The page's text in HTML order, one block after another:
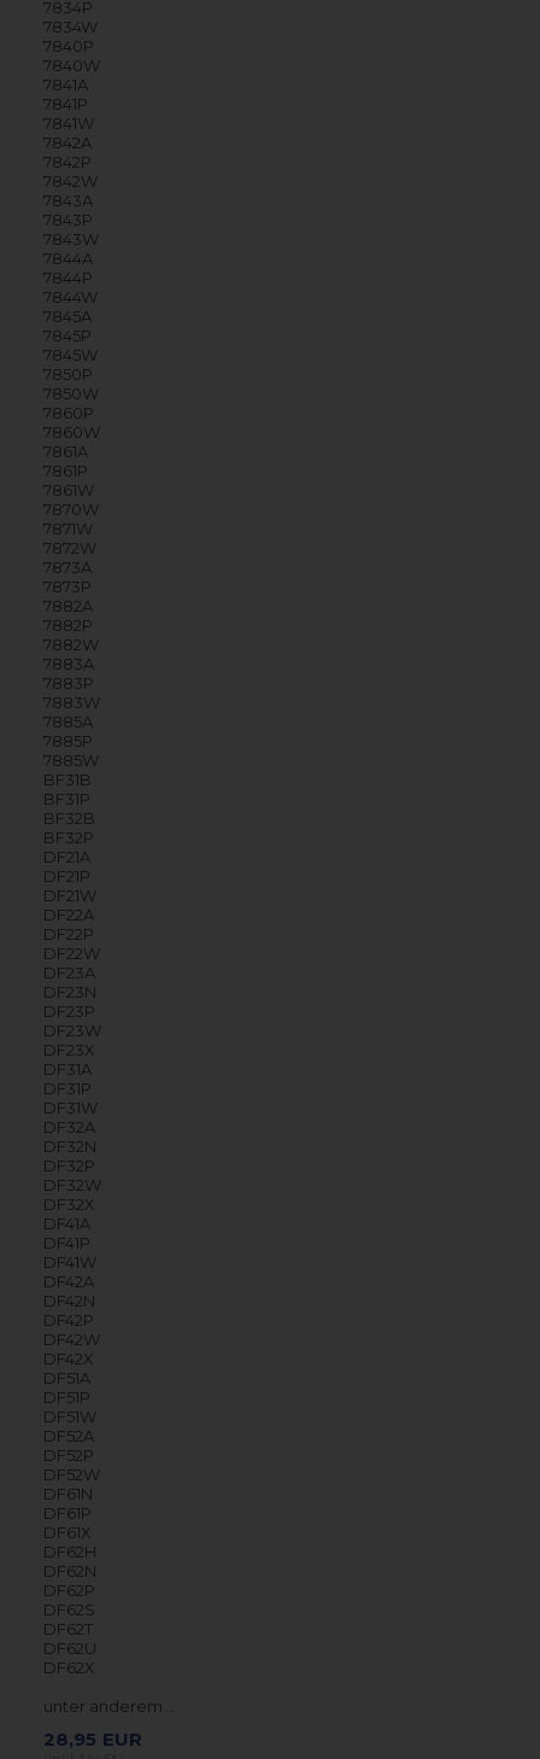
7834P
7834W
7840P
7840W
7841A
7841P
7841W
7842A
7842P
7842W
7843A
7843P
7843W
7844A
7844P
7844W
7845A
7845P
7845W
7850P
7850W
7860P
7860W
7861A
7861P
7861W
7870W
7871W
7872W
7873A
7873P
7882A
7882P
7882W
7883A
7883P
7883W
7885A
7885P
7885W
BF31B
BF31P
BF32B
BF32P
DF21A
DF21P
DF21W
DF22A
DF22P
DF22W
DF23A
DF23N
DF23P
DF23W
DF23X
DF31A
DF31P
DF31W
DF32A
DF32N
DF32P
DF32W
DF32X
DF41A
DF41P
DF41W
DF42A
DF42N
DF42P
DF42W
DF42X
DF51A
DF51P
DF51W
DF52A
DF52P
DF52W
DF61N
DF61P
DF61X
DF62H
DF62N
DF62P
DF62S
DF62T
DF62U
DF62X
unter anderem…
28,95 EUR